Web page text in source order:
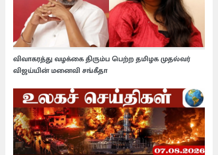
விவாகரத்து வழக்கை திரும்ப பெற்ற தமிழக முதல்வர்
விஜய்யின் மனைவி சங்கீதா